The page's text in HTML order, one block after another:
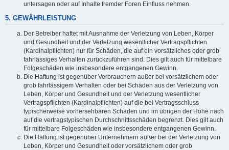
untersagen oder auf Inhalte fremder Foren Einfluss nehmen.
5. GEWÄHRLEISTUNG
Der Betreiber haftet mit Ausnahme der Verletzung von Leben, Körper
und Gesundheit und der Verletzung wesentlicher Vertragspflichten
(Kardinalpflichten) nur für Schäden, die auf ein vorsätzliches oder grob
fahrlässiges Verhalten zurückzuführen sind. Dies gilt auch für mittelbare
Folgeschäden wie insbesondere entgangenen Gewinn.
Die Haftung ist gegenüber Verbrauchern außer bei vorsätzlichem oder
grob fahrlässigem Verhalten oder bei Schäden aus der Verletzung von
Leben, Körper und Gesundheit und der Verletzung wesentlicher
Vertragspflichten (Kardinalpflichten) auf die bei Vertragsschluss
typischerweise vorhersehbaren Schäden und im übrigen der Höhe nach
auf die vertragstypischen Durchschnittsschäden begrenzt. Dies gilt auch
für mittelbare Folgeschäden wie insbesondere entgangenen Gewinn.
Die Haftung ist gegenüber Unternehmern außer bei der Verletzung von
Leben, Körper und Gesundheit oder vorsätzlichem oder grob